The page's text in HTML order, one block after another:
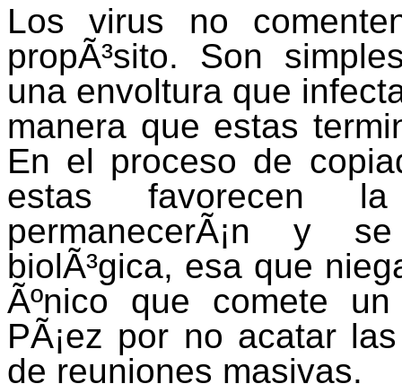
Los virus no
propÃ³sito. Son
una envoltura que
manera que estas
En el proceso de
estas favorecen
permanecerÃ¡n y se
biolÃ³gica, esa que
Ãºnico que comete
PÃ¡ez por no acatar
de reuniones masivas.